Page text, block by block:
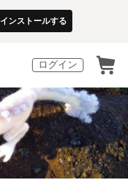
インストールする
ログイン